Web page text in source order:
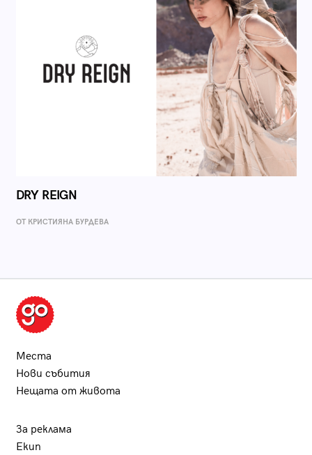
DRY REIGN
ОТ КРИСТИЯНА БУРДЕВА
Места
Нови събития
Нещата от живота
За реклама
Екип